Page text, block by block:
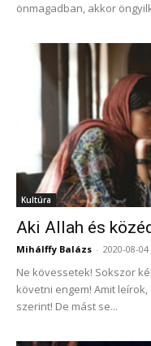
önmagadban, akkor
Kultúra
Aki Allah és
Mihálffy Balázs - 2020-08-04
Ne kövessetek! Sokszor
követni engem! Amit
szerint! De mást se...